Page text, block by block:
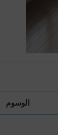
الوسوم